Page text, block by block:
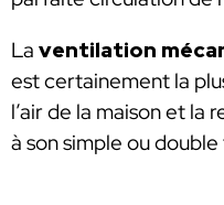
La ventilation
est certainement la
l’air de la maison et la
à son simple ou double